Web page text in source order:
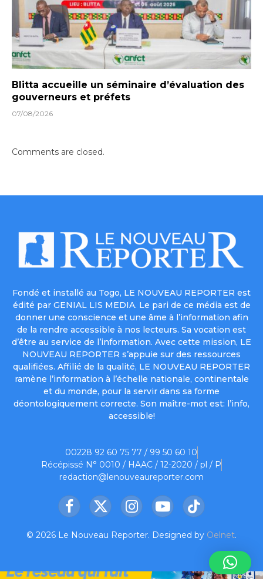
Blitta accueille un séminaire d’évaluation des
gouverneurs et préfets
07/08/2026
Comments are closed.
Fondé et installé au Togo, LE NOUVEAU REPORTER est
édité par GENIAL LIS MEDIA. Le pari de ce média est de
donner une conscience et une âme à l’information afin
de la rendre accessible à nos lecteurs. Sa vocation est
d’être au service de l’information. Avec cette mission, LE
NOUVEAU REPORTER s’appuie sur des ressources
qualifiées. Affilié de la qualité, LE NOUVEAU REPORTER
ramène l’information à l’échelle nationale, continentale
et du monde, pour la servir dans sa forme
déontologiquement correcte. Son maître-mot est: l’info,
accessible!
00228 92 60 75 77 / 99 50 60 10
Récépissé N° 0010 / HAAC / 12-2020 / pl / P
redaction@lenouveaureporter.com
Facebook
X
InstagramYouTubeTikTok
© 2026 Le Nouveau Reporter. Designed by Oelnet.